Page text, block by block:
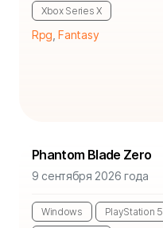
Xbox Series X
Rpg ,Fantasy
Phantom Blade Zero
9 сентября 2026 года
Windows PlayStation 5